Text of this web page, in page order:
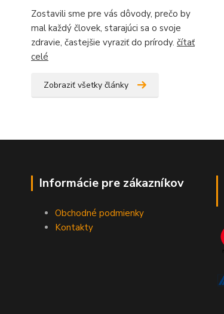
Zostavili sme pre vás dôvody, prečo by
mal každý človek, starajúci sa o svoje
zdravie, častejšie vyraziť do prírody. čítať
celé
Zobraziť všetky články
Informácie pre zákazníkov
Obchodné podmienky
Kontakty